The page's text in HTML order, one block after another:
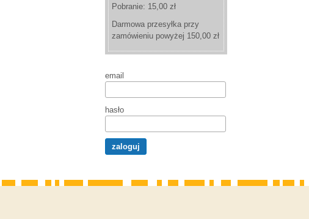
Pobranie: 15,00 zł
Darmowa przesyłka przy
zamówieniu powyżej 150,00 zł
email
hasło